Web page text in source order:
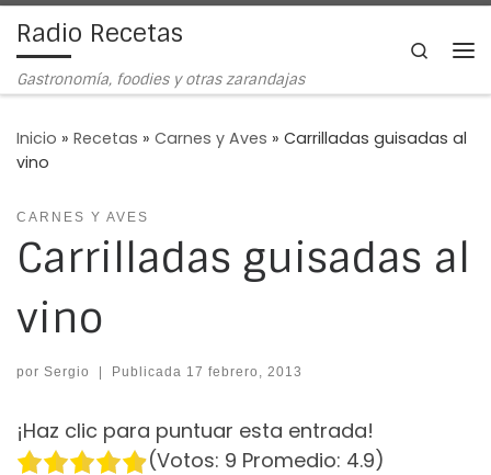
Saltar al contenido
Radio Recetas
Gastronomía, foodies y otras zarandajas
Search
Inicio » Recetas » Carnes y Aves » Carrilladas guisadas al
vino
CARNES Y AVES
Carrilladas guisadas al
vino
por Sergio Publicada 17 febrero, 2013
¡Haz clic para puntuar esta entrada!
(Votos: 9 Promedio: 4.9)